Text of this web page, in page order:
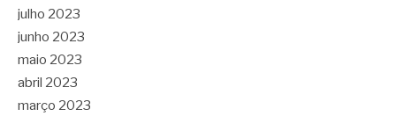
julho 2023
junho 2023
maio 2023
abril 2023
março 2023